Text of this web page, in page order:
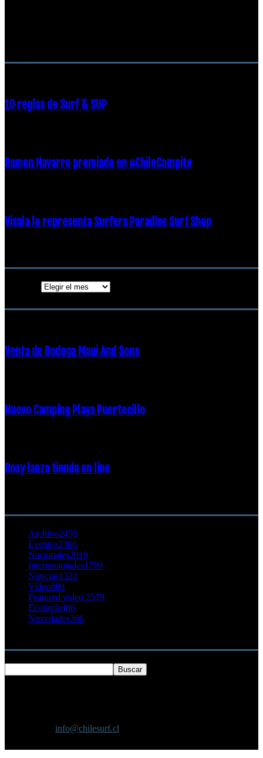
10 reglas de Surf & SUP
Ramon Navarro premiado en #ChileCompite
Vissla lo representa Surfers Paradise Surf Shop
Venta de Bodega Maui And Sons
Nuevo Camping Playa Puertecillo
Roxy lanza tienda on line
Archivo2456
Eventos2386
Nacionales2019
Internacionales1709
Noticias1322
Video880
Featured video 2579
Ecología406
Novedades366
info@chilesurf.cl